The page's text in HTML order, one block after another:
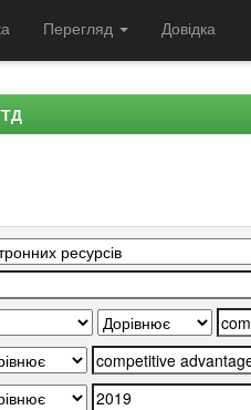
Перегляд Довідка